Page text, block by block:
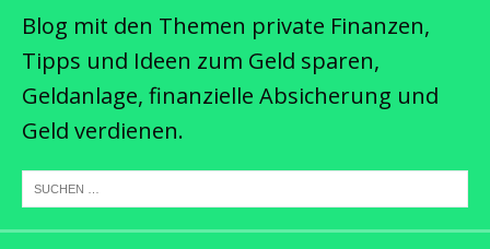
Blog mit den Themen private Finanzen,
Tipps und Ideen zum Geld sparen,
Geldanlage, finanzielle Absicherung und
Geld verdienen.